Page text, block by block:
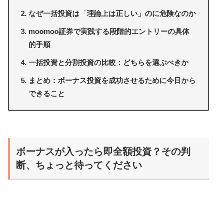
なぜ一括投資は「理論上は正しい」のに危険なのか
moomoo証券で実践する段階的エントリーの具体
的手順
一括投資と分割投資の比較：どちらを選ぶべきか
まとめ：ボーナス投資を成功させるために今日から
できること
ボーナスが入ったら即全額投資？その判
断、ちょっと待ってください